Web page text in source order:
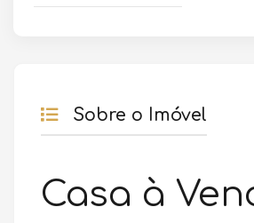
Sobre o Imóvel
Casa à